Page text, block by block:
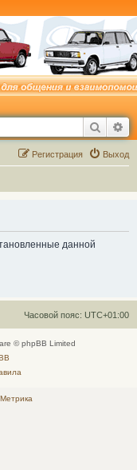
Поиск
Выход
Регистрация
данной
Часовой пояс: UTC+01:00
© phpBB Limited